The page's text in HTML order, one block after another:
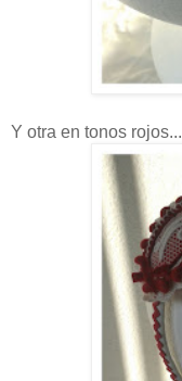
Y otra en tonos rojos...